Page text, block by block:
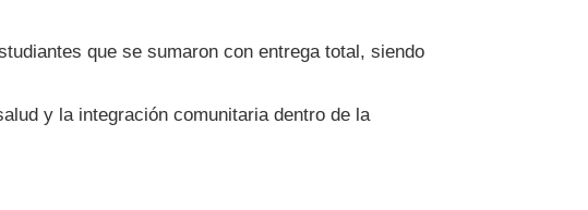
que se sumaron con entrega total, siendo
y la integración comunitaria dentro de la